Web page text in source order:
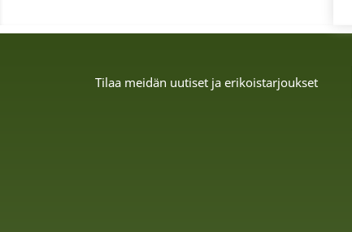
Tilaa meidän uutiset ja erikoistarjoukset